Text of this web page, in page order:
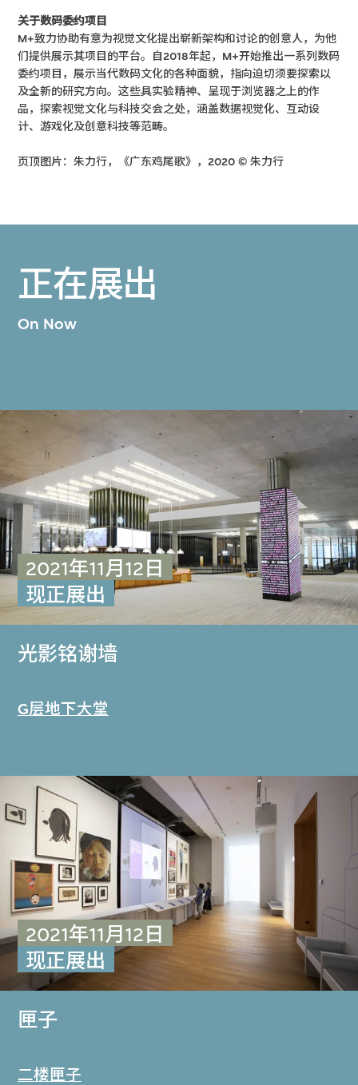
关于数码委约项目
M+致力协助有意为视觉文化提出崭新架构和讨论的创意人，为他
们提供展示其项目的平台。自2018年起，M+开始推出一系列数码
委约项目，展示当代数码文化的各种面貌，指向迫切须要探索以
及全新的研究方向。这些具实验精神、呈现于浏览器之上的作
品，探索视觉文化与科技交会之处，涵盖数据视觉化、互动设
计、游戏化及创意科技等范畴。
页顶图片：朱力行，《广东鸡尾歌》，2020 © 朱力行
正在展出
On Now
2021年11月12日
现正展出
光影铭谢墙
G层地下大堂
2021年11月12日
现正展出
匣子
二楼匣子